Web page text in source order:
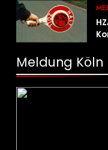
Meldung Köln